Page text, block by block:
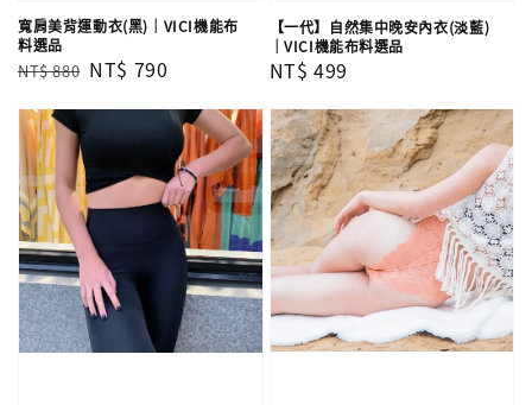
寬肩美背運動衣(黑)｜VICI機能布
料選品
Regular
NT$ 880 Sale
NT$ 790
【一代】自然集中晚安內衣(淡藍)
｜VICI機能布料選品
Regular
NT$ 499